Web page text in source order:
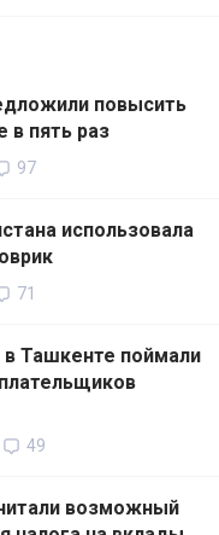
повысить
в пять раз
97
использовала
71
в Ташкенте поймали
49
возможный